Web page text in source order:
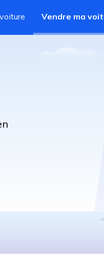
Vendre ma